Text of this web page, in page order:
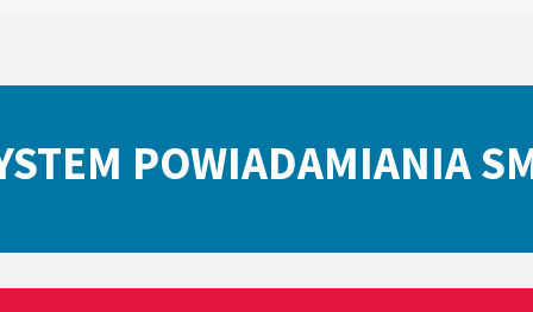
POWIADAMIANIA